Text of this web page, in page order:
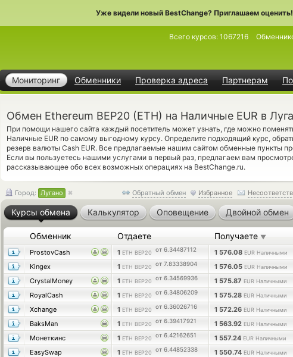
Уже видели новый BestChange? Приглашаем оценить!
Мониторинг Обменники Проверка адреса Партнерам
Всего курсов: 1067216
Обмен Ethereum BEP20 (ETH) на Наличные EUR в
При помощи нашего сайта каждый посетитель может узнать, где можно
Наличные EUR по самому выгодному курсу. Определите подходящий курс,
резерв валюты Cash EUR. Все предлагаемые нашим сайтом обменные пункты
Если вы пользуетесь нашими услугами в первый раз, предлагаем вам
рассказывающее обо всех возможных операциях на BestChange.ru.
Обратный обмен Избранное
Город: Лугано
Курсы обмена Калькулятор Оповещение Двойной обмен
Обменник Отдаете Получаете ▼
ProstovCash 1 ETH BEP20 от 6.34487112 1 576.08 EUR Наличными
Kingex
1 ETH BEP20 от 7.83338904 1 576.05 EUR Наличными
CrystalMoney
1 ETH BEP20 от 6.34569936 1 575.87 EUR Наличными
RoyalCash
1 ETH BEP20 от 6.34806209 1 575.28 EUR Наличными
Xchange
1 ETH BEP20 от 6.36026716 1 572.26 EUR Наличными
BaksMan
1 ETH BEP20 от 6.39417921 1 563.92 EUR Наличными
Монеткинс
1 ETH BEP20 от 6.42162651 1 557.24 EUR Наличными
EasySwap
1 ETH BEP20 от 6.44852338 1 550.74 EUR Наличными